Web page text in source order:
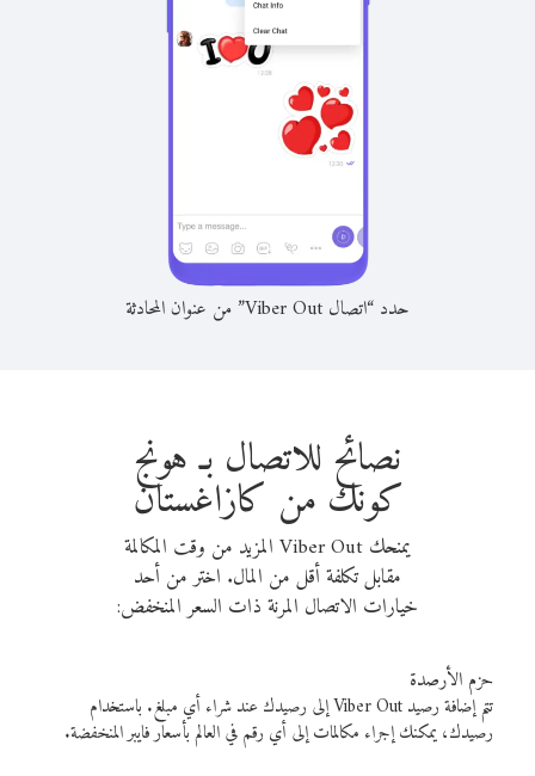
حدد “اتصال Viber Out” من عنوان المحادثة
نصائح للاتصال بـ هونج
كونك من كازاغستان
يمنحك Viber Out المزيد من وقت المكالمة
مقابل تكلفة أقل من المال. اختر من أحد
خيارات الاتصال المرنة ذات السعر المنخفض:
حزم الأرصدة
تتم إضافة رصيد Viber Out إلى رصيدك عند شراء أي مبلغ. باستخدام
رصيدك، يمكنك إجراء مكالمات إلى أي رقم في العالم بأسعار فايبر المنخفضة.